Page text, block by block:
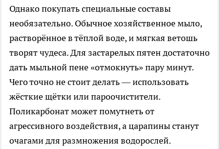
Однако покупать специальные составы
необязательно. Обычное хозяйственное мыло,
растворённое в тёплой воде, и мягкая ветошь
творят чудеса. Для застарелых пятен достаточно
дать мыльной пене «отмокнуть» пару минут.
Чего точно не стоит делать — использовать
жёсткие щётки или пароочистители.
Поликарбонат может помутнеть от
агрессивного воздействия, а царапины станут
очагами для размножения водорослей.